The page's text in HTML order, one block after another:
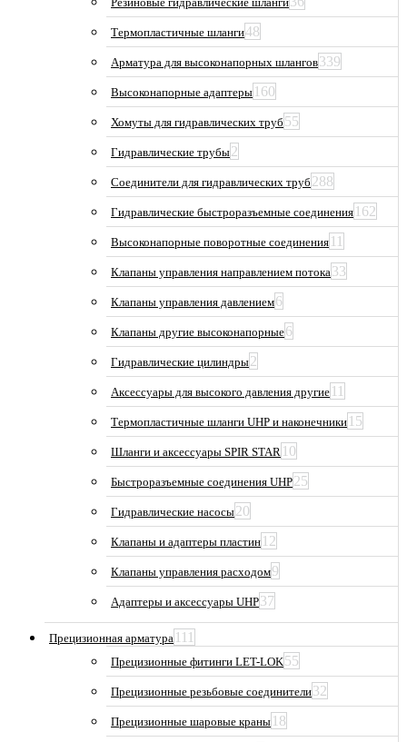
Термопластичные шланги48
Арматура для высоконапорных шлангов339
Высоконапорные адаптеры 160
Хомуты для гидравлических труб 55
Гидравлические трубы2
Соединители для гидравлических труб 288
Гидравлические быстроразъемные соединения 162
Высоконапорные поворотные соединения 11
Клапаны управления направлением потока33
Клапаны управления давлением6
Клапаны другие высоконапорные6
Гидравлические цилиндры2
Аксессуары для высокого давления другие 11
Термопластичные шланги UHP и наконечники 15
Шланги и аксессуары SPIR STAR 10
Быстроразъемные соединения UHP25
Гидравлические насосы20
Клапаны и адаптеры пластин 12
Клапаны управления расходом9
Адаптеры и аксессуары UHP37
Прецизионная арматура 111
Прецизионные фитинги LET-LOK55
Прецизионные резьбовые соединители32
Прецизионные шаровые краны 18